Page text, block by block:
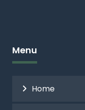
Menu
Home